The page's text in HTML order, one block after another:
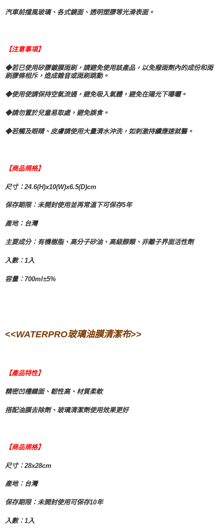
汽車前擋風玻璃、各式鏡面、透明塑膠等光滑表面。
【注意事項】
◆若已使用矽膠鍍膜雨刷，請避免使用該產品，以免撥雨劑內的成份和雨
刷膠條相斥，造成雜音或雨刷跳動。
◆使用使請保持空氣流通，避免吸入氣體，避免在陽光下曝曬。
◆請勿置於兒童易取處，避免誤食。
◆若觸及眼睛、皮膚請使用大量清水沖洗，如刺激持續應速就醫。
【商品規格】
尺寸：24.6(H)x10(W)x6.5(D)cm
保存期限：未開封使用並再常溫下可保存5年
產地：台灣
主要成分：有機樹脂、高分子矽油、高級醇類、非離子界面活性劑
入數：1入
容量：700ml±5%
<<WATERPRO玻璃油膜清潔布>>
【產品特性】
精密凹槽織面、韌性高、材質柔軟
搭配油膜去除劑、玻璃清潔劑使用效果更好
【商品規格】
尺寸：28x28cm
產地：台灣
保存期限：未開封使用可保存10年
入數：1入